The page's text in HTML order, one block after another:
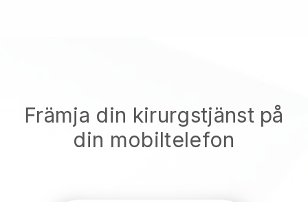
Främja din kirurgstjänst på
din mobiltelefon